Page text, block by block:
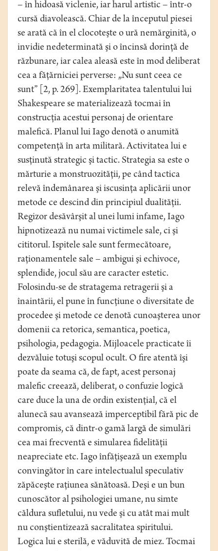
– în hidoasă viclenie, iar harul artistic – într-o
cursă diavolească. Chiar de la începutul piesei
se arată că în el clocoteşte o ură nemărginită, o
invidie nedeterminată şi o încinsă dorinţă de
răzbunare, iar calea aleasă este în mod deliberat
cea a făţărniciei perverse: „Nu sunt ceea ce
sunt” [2, p. 269]. Exemplaritatea talentului lui
Shakespeare se materializează tocmai în
construcţia acestui personaj de orientare
malefică. Planul lui Iago denotă o anumită
competenţă în arta militară. Activitatea lui e
susţinută strategic şi tactic. Strategia sa este o
mărturie a monstruozităţii, pe când tactica
relevă îndemânarea şi iscusinţa aplicării unor
metode ce descind din principiul dualităţii.
Regizor desăvârşit al unei lumi infame, Iago
hipnotizează nu numai victimele sale, ci şi
cititorul. Ispitele sale sunt fermecătoare,
raţionamentele sale – ambigui şi echivoce,
splendide, jocul său are caracter estetic.
Folosindu-se de stratagema retragerii şi a
înaintării, el pune în funcţiune o diversitate de
procedee şi metode ce denotă cunoaşterea unor
domenii ca retorica, semantica, poetica,
psihologia, pedagogia. Mijloacele practicate îi
dezvăluie totuşi scopul ocult. O fire atentă îşi
poate da seama că, de fapt, acest personaj
malefic creează, deliberat, o confuzie logică
care duce la una de ordin existenţial, că el
alunecă sau avansează imperceptibil fără pic de
compromis, că dintr-o gamă largă de simulări
cea mai frecventă e simularea fidelităţii
neapreciate etc. Iago înfăţişează un exemplu
convingător în care intelectualul speculativ
zăpăceşte raţiunea sănătoasă. Deşi e un bun
cunoscător al psihologiei umane, nu simte
căldura sufletului, nu vede şi cu atât mai mult
nu conştientizează sacralitatea spiritului.
Logica lui e sterilă, e văduvită de miez. Tocmai